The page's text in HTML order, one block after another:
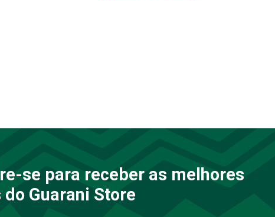
se para receber as melhores
Guarani Store